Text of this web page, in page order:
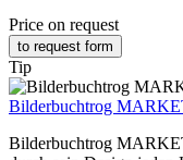
Price on request
to request form
Tip
Bilderbuchtrog
Bilderbuchtrog